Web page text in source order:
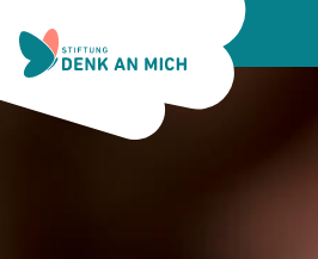
Zur Navigation springen
Zum Hauptinhalt springen
Seitenkopfzeile